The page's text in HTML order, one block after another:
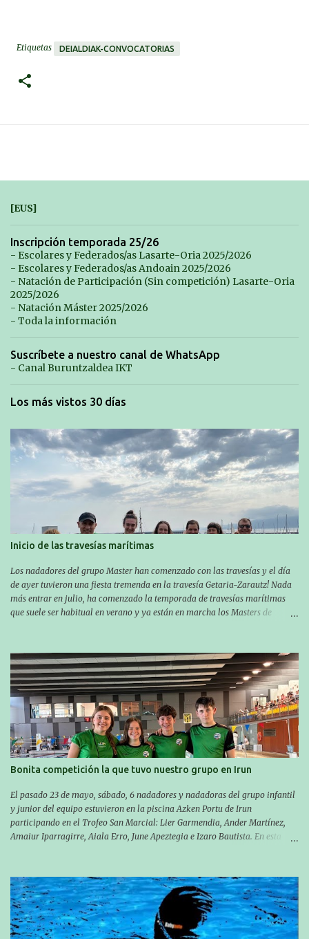
Etiquetas DEIALDIAK-CONVOCATORIAS
[EUS]
Inscripción temporada 25/26
- Escolares y Federados/as Lasarte-Oria 2025/2026
- Escolares y Federados/as Andoain 2025/2026
- Natación de Participación (Sin competición) Lasarte-Oria
2025/2026
- Natación Máster 2025/2026
- Toda la información
Suscríbete a nuestro canal de WhatsApp
- Canal Buruntzaldea IKT
Los más vistos 30 días
Inicio de las travesías marítimas
Los nadadores del grupo Master han comenzado con las travesías y el día
de ayer tuvieron una fiesta tremenda en la travesía Getaria-Zarautz! Nada
más entrar en julio, ha comenzado la temporada de travesías marítimas
que suele ser habitual en verano y ya están en marcha los Masters de
próxima cita. Para empezar, el 13 de julio, Manu Santos participó en la
XXXVIII. Travesía a nado de Ondarroa y recorrió una distancia de 1600
metros en 28 minutos y 30 segundos. Al día siguiente, Manu Santos y su
compañero Asier Gorostegi participaron en la V. San Antón Bira. En esta
travesía se realiza un recorrido desde la playa de Gaztetape hasta la playa
de Malkorbe, pero debido al estado del mar de aquel día, la organización
decidió hacerlo en el interior de la bahía de la playa de Malkorbe. Así,
Asier completó el recorrido en 29 minutos y 30 segundos, c...
Bonita competición la que tuvo nuestro grupo en Irun
El pasado 23 de mayo, sábado, 6 nadadores y nadadoras del grupo infantil
y junior del equipo estuvieron en la piscina Azken Portu de Irun
participando en el Trofeo San Marcial: Lier Garmendia, Ander Martínez,
Amaiur Iparragirre, Aiala Erro, June Apeztegia e Izaro Bautista. En esta
marcas. A pesar de no conseguir marca, pasaron una tarde muy buena y
sirvió para reforzar su experiencia. La mayoría ya ha terminado la
temporada, pero seguiremos trabajando con quienes están en la recta final,
trabajando para que cada uno consiga sus objetivos personales. BRNPWR!